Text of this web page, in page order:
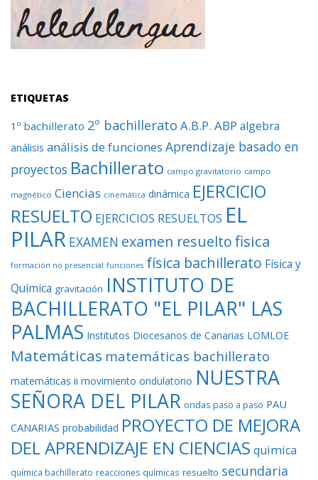
ETIQUETAS
1º bachillerato 2º bachillerato A.B.P. ABP algebra
análisis análisis de funciones Aprendizaje basado en
proyectos Bachillerato campo gravitatorio campo
magnético Ciencias cinemática dinámica EJERCICIO
RESUELTO EJERCICIOS RESUELTOS EL
PILAR EXAMEN examen resueltofisica
formación no presencial funciones física bachillerato Física y
Química gravitación INSTITUTO DE
BACHILLERATO "EL PILAR" LAS
PALMAS Institutos Diocesanos de Canarias LOMLOE
Matemáticas matemáticas bachillerato
matemáticas ii movimiento ondulatorio NUESTRA
SEÑORA DEL PILAR ondas paso a paso PAU
CANARIAS probabilidad PROYECTO DE MEJORA
DEL APRENDIZAJE EN CIENCIAS quimica
química bachillerato reacciones químicas resuelto secundaria